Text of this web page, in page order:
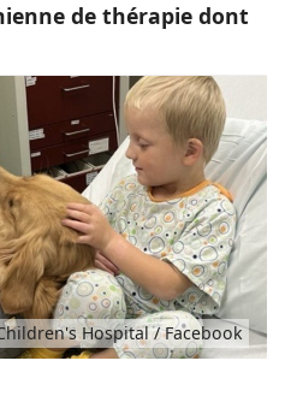
de thérapie dont
Hospital / Facebook